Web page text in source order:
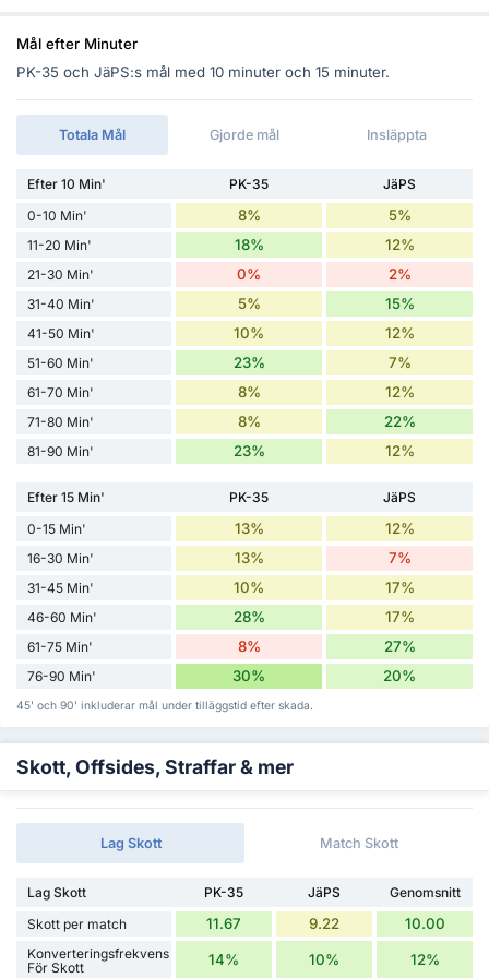
Mål efter Minuter
PK-35 och JäPS:s mål med 10 minuter och 15 minuter.
Totala Mål Gjorde mål Insläppta
Efter 10 Min' PK-35
JäPS
0-10 Min'
8% 5%
11-20 Min' 18% 12%
21-30 Min' 0% 2%
31-40 Min' 5% 15%
41-50 Min' 10% 12%
51-60 Min' 23% 7%
61-70 Min' 8% 12%
71-80 Min' 8% 22%
81-90 Min' 23% 12%
Efter 15 Min' PK-35
JäPS
0-15 Min'
13% 12%
16-30 Min' 13% 7%
31-45 Min' 10% 17%
46-60 Min' 28% 17%
61-75 Min' 8% 27%
76-90 Min' 30% 20%
45' och 90' inkluderar mål under tilläggstid efter skada.
Skott, Offsides, Straffar & mer
Lag Skott Match Skott
Lag Skott PK-35 JäPS
Genomsnitt
Skott per match
11.67 9.22 10.00
Konverteringsfrekvens
För Skott
14% 10% 12%